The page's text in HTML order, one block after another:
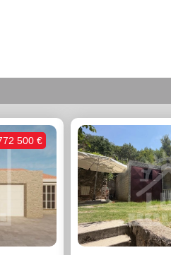
500 €